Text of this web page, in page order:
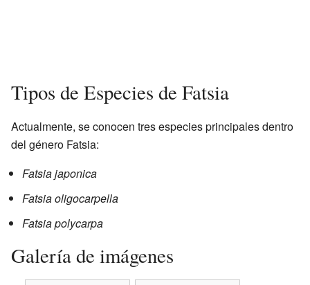
Tipos de Especies de Fatsia
Actualmente, se conocen tres especies principales dentro
del género Fatsia:
Fatsia japonica
Fatsia oligocarpella
Fatsia polycarpa
Galería de imágenes